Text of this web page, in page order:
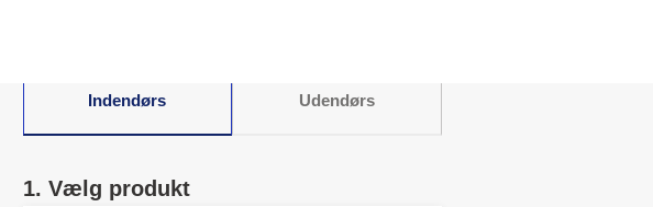
Indendørs Udendørs
1. Vælg produkt